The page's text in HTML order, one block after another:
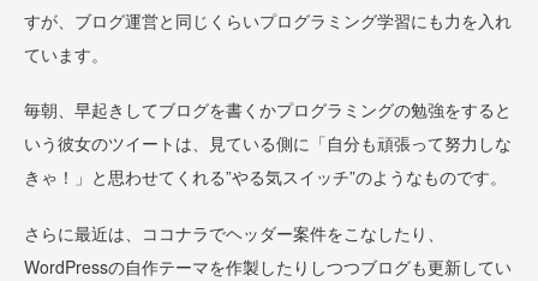
すが、ブログ運営と同じくらいプログラミング学習にも力を入れ
ています。
毎朝、早起きしてブログを書くかプログラミングの勉強をすると
いう彼女のツイートは、見ている側に「自分も頑張って努力しな
きゃ！」と思わせてくれる”やる気スイッチ”のようなものです。
さらに最近は、ココナラでヘッダー案件をこなしたり、
WordPressの自作テーマを作製したりしつつブログも更新してい